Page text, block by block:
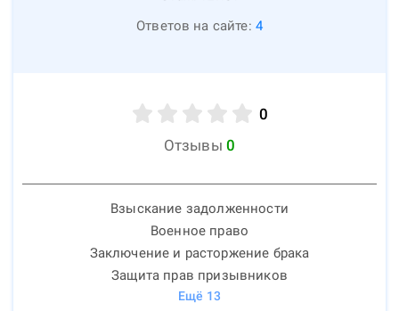
Ответов на сайте: 4
0
Отзывы 0
Взыскание задолженности
Военное право
Заключение и расторжение брака
Защита прав призывников
Ещё 13